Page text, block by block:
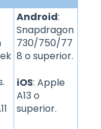
Android:
Snapdragon
730/750/77
8 o superior.
iOS: Apple
A13 o
superior.